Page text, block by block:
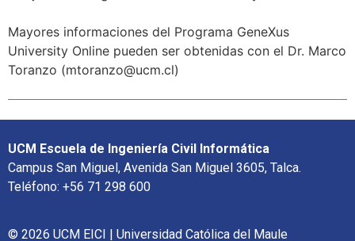
Mayores informaciones del Programa GeneXus
University Online pueden ser obtenidas con el Dr. Marco
Toranzo (mtoranzo@ucm.cl)
UCM Escuela de Ingeniería Civil Informática
Campus San Miguel, Avenida San Miguel 3605, Talca.
Teléfono: +56 71 298 600
© 2026 UCM EICI | Universidad Católica del Maule